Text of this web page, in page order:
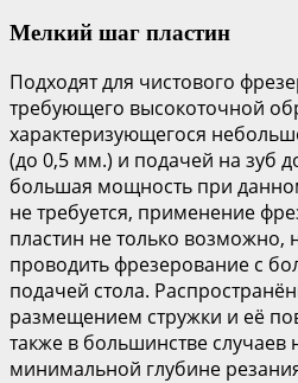
Мелкий шаг пластин
Подходят для чистового
требующего высокоточной
характеризующегося
(до 0,5 мм.) и подачей на зуб
большая мощность при
не требуется, применение
пластин не только возможно,
проводить фрезерование с
подачей стола.
размещением стружки и её
также в большинстве случаев
минимальной глубине